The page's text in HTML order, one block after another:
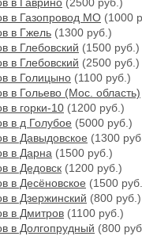
в Газопровод МО (1000
в Гжель (1300 руб.)
в Глебовский (1500 руб.)
в Глебовский (2500 руб.)
в Голицыно (1100 руб.)
в Гольево (Мос. область)
в горки-10 (1200 руб.)
в д Голубое (5000 руб.)
в Давыдовское (1300
в Дарна (1500 руб.)
в Дедовск (1200 руб.)
в Десёновское (1500
в Дзержинский (800 руб.)
в Дмитров (1100 руб.)
в Долгопрудный (800